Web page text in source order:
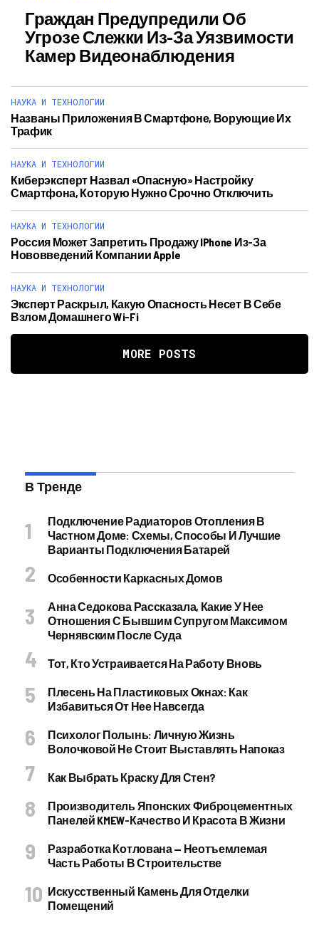
Граждан Предупредили Об
Угрозе Слежки Из-За Уязвимости
Камер Видеонаблюдения
НАУКА И ТЕХНОЛОГИИ
Названы Приложения В Смартфоне, Ворующие Их
Трафик
НАУКА И ТЕХНОЛОГИИ
Киберэксперт Назвал «опасную» Настройку
Смартфона, Которую Нужно Срочно Отключить
НАУКА И ТЕХНОЛОГИИ
Россия Может Запретить Продажу IPhone Из-За
Нововведений Компании Apple
НАУКА И ТЕХНОЛОГИИ
Эксперт Раскрыл, Какую Опасность Несет В Себе
Взлом Домашнего Wi-Fi
MORE POSTS
В Тренде
Подключение Радиаторов Отопления В
Частном Доме: Схемы, Способы И Лучшие
Варианты Подключения Батарей
Особенности Каркасных Домов
Анна Седокова Рассказала, Какие У Нее
Отношения С Бывшим Супругом Максимом
Чернявским После Суда
Тот, Кто Устраивается На Работу Вновь
Плесень На Пластиковых Окнах: Как
Избавиться От Нее Навсегда
Психолог Полынь: Личную Жизнь
Волочковой Не Стоит Выставлять Напоказ
Как Выбрать Краску Для Стен?
Производитель Японских Фиброцементных
Панелей KMEW-Качество И Красота В Жизни
Разработка Котлована — Неотъемлемая
Часть Работы В Строительстве
Искусственный Камень Для Отделки
Помещений